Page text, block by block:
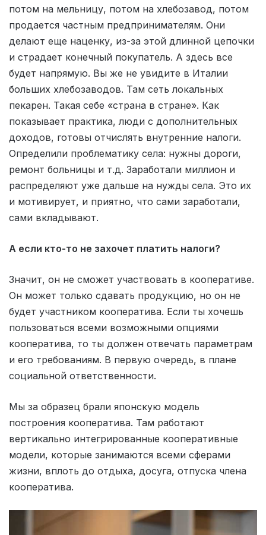
потом на мельницу, потом на хлебозавод, потом
продается частным предпринимателям. Они
делают еще наценку, из-за этой длинной цепочки
и страдает конечный покупатель. А здесь все
будет напрямую. Вы же не увидите в Италии
больших хлебозаводов. Там сеть локальных
пекарен. Такая себе «страна в стране». Как
показывает практика, люди с дополнительных
доходов, готовы отчислять внутренние налоги.
Определили проблематику села: нужны дороги,
ремонт больницы и т.д. Заработали миллион и
распределяют уже дальше на нужды села. Это их
и мотивирует, и приятно, что сами заработали,
сами вкладывают.
А если кто-то не захочет платить налоги?
Значит, он не сможет участвовать в кооперативе.
Он может только сдавать продукцию, но он не
будет участником кооператива. Если ты хочешь
пользоваться всеми возможными опциями
кооператива, то ты должен отвечать параметрам
и его требованиям. В первую очередь, в плане
социальной ответственности.
Мы за образец брали японскую модель
построения кооператива. Там работают
вертикально интегрированные кооперативные
модели, которые занимаются всеми сферами
жизни, вплоть до отдыха, досуга, отпуска члена
кооператива.